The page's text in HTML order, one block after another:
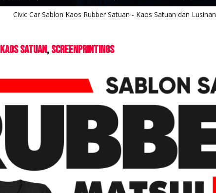
Civic Car Sablon Kaos Rubber Satuan - Kaos Satuan dan Lusinan
Satuan ScreenPrintings